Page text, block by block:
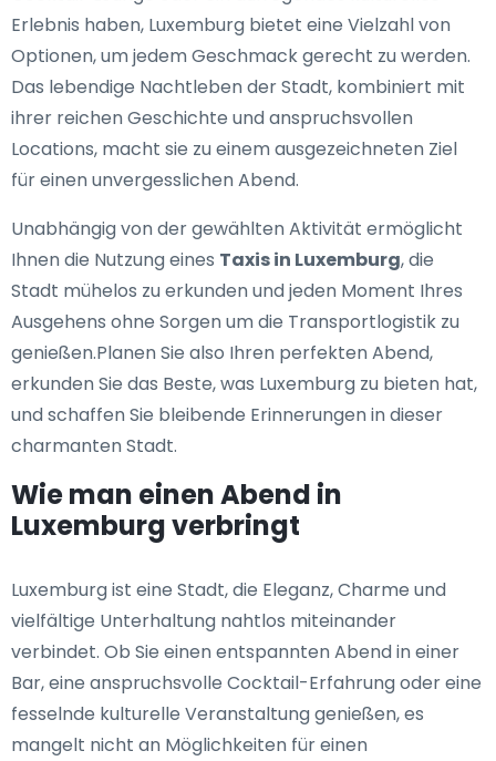
Erlebnis haben, Luxemburg bietet eine Vielzahl von
Optionen, um jedem Geschmack gerecht zu werden.
Das lebendige Nachtleben der Stadt, kombiniert mit
ihrer reichen Geschichte und anspruchsvollen
Locations, macht sie zu einem ausgezeichneten Ziel
für einen unvergesslichen Abend.
Unabhängig von der gewählten Aktivität ermöglicht
Ihnen die Nutzung eines Taxis in Luxemburg, die
Stadt mühelos zu erkunden und jeden Moment Ihres
Ausgehens ohne Sorgen um die Transportlogistik zu
genießen.Planen Sie also Ihren perfekten Abend,
erkunden Sie das Beste, was Luxemburg zu bieten hat,
und schaffen Sie bleibende Erinnerungen in dieser
charmanten Stadt.
Wie man einen Abend in
Luxemburg verbringt
Luxemburg ist eine Stadt, die Eleganz, Charme und
vielfältige Unterhaltung nahtlos miteinander
verbindet. Ob Sie einen entspannten Abend in einer
Bar, eine anspruchsvolle Cocktail-Erfahrung oder eine
fesselnde kulturelle Veranstaltung genießen, es
mangelt nicht an Möglichkeiten für einen